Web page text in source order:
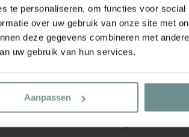
te personaliseren, om functies voor social
over uw gebruik van onze site met
deze gegevens combineren met
uw gebruik van hun services.
Aanpassen
umweltfreundlicher
verantwortungsvolle
Gärtner. Das Eco-
12cm,10cm
Abmessung: 1,4 x15
Wofür: Pflanzen